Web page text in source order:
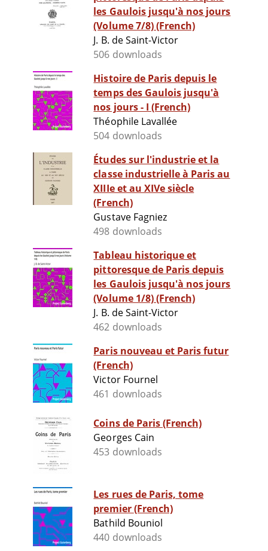
les Gaulois jusqu'à nos jours
(Volume 7/8) (French)
J. B. de Saint-Victor
506 downloads
Histoire de Paris depuis le
temps des Gaulois jusqu'à
nos jours - I (French)
Théophile Lavallée
504 downloads
Études sur l'industrie et la
classe industrielle à Paris au
XIIIe et au XIVe siècle
(French)
Gustave Fagniez
498 downloads
Tableau historique et
pittoresque de Paris depuis
les Gaulois jusqu'à nos jours
(Volume 1/8) (French)
J. B. de Saint-Victor
462 downloads
Paris nouveau et Paris futur
(French)
Victor Fournel
461 downloads
Coins de Paris (French)
Georges Cain
453 downloads
Les rues de Paris, tome
premier (French)
Bathild Bouniol
440 downloads